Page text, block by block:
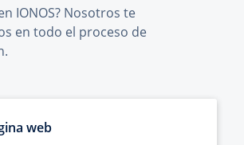
IONOS? Nosotros te
en todo el proceso de
web